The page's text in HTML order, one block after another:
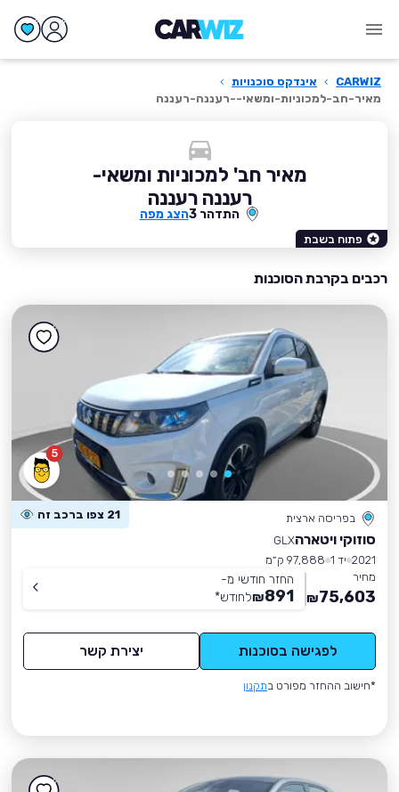
CARWIZ
› אינדקס סוכנויות ›
מאיר-חב-למכוניות-ומשאי--רעננה-רעננה
מאיר חב' למכוניות ומשאי-
רעננה רעננה
התדהר 3 הצג מפה
פתוח בשבת
רכבים בקרבת הסוכנות
5
בפריסה ארצית 21 צפו ברכב זה
סוזוקי ויטארהGLX
2021 יד 1
97,888 ק״מ
מחיר
75,603
₪
החזר חודשי מ-
891
₪לחודש*
לפגישה בסוכנות יצירת קשר
*חישוב ההחזר מפורט בתקנון